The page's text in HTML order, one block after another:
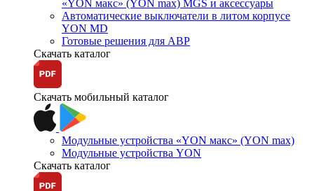
«YON макс» (YON max) MGS и аксессуары
Автоматические выключатели в литом корпусе
YON MD
Готовые решения для АВР
Скачать каталог
Скачать мобильный каталог
Модульные устройства «YON макс» (YON max)
Модульные устройства YON
Скачать каталог